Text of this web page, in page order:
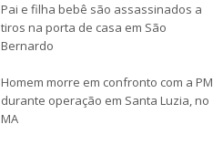
Pai e filha bebê são assassinados a
tiros na porta de casa em São
Bernardo
Homem morre em confronto com a PM
durante operação em Santa Luzia, no
MA